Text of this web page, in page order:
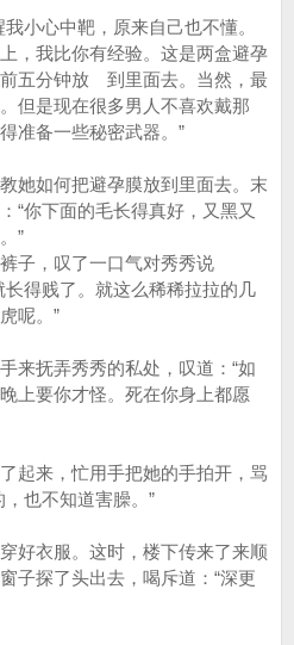
心中靶，原来自己也不懂。
，我比你有经验。这是两盒避孕
五分钟放 到里面去。当然，最
但是现在很多男人不喜欢戴那
准备一些秘密武器。”
如何把避孕膜放到里面去。末
你下面的毛长得真好，又黑又
”
，叹了一口气对秀秀说
得贱了。就这么稀稀拉拉的几
呢。”
抚弄秀秀的私处，叹道：“如
上要你才怪。死在你身上都愿
来，忙用手把她的手拍开，骂
也不知道害臊。”
衣服。这时，楼下传来了来顺
子探了头出去，喝斥道：“深更